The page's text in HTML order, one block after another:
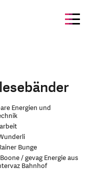
Energien und
Bunge
/ gevag Energie aus
Bahnhof